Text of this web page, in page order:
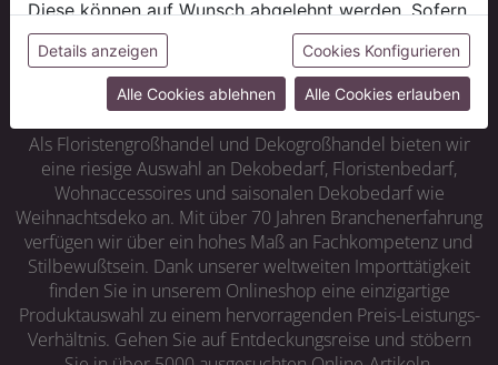
Mehr als ein Onlineshop
Als Floristengroßhandel und Dekogroßhandel bieten wir
eine riesige Auswahl an Dekobedarf, Floristenbedarf,
Wohnaccessoires und saisonalen Dekobedarf wie
Weihnachtsdeko an. Mit über 70 Jahren Branchenerfahrung
verfügen wir über ein hohes Maß an Fachkompetenz und
Stilbewußtsein. Dank unserer weltweiten Importtätigkeit
finden Sie in unserem Onlineshop eine einzigartige
Produktauswahl zu einem hervorragenden Preis-Leistungs-
Verhältnis. Gehen Sie auf Entdeckungsreise und stöbern
Diese können auf Wunsch abgelehnt werden. Sofern
sie unsere Webseite weiter nutzen, geben Sie
Einwilligung zu unseren Cookies.
Details anzeigen Cookies Konfigurieren
Alle Cookies ablehnen Alle Cookies erlauben